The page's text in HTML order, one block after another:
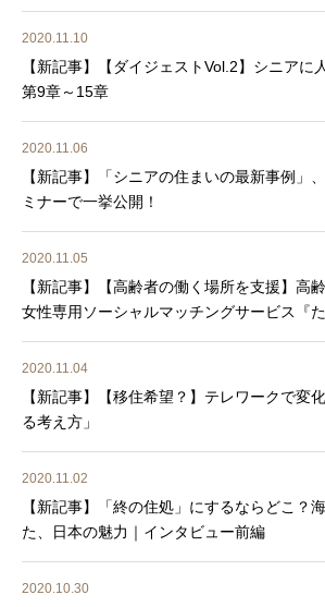
2020.11.10
【新記事】【ダイジェストVol.2】シニアに
第9章～15章
2020.11.06
【新記事】「シニアの住まいの最新事例」
ミナーで一挙公開！
2020.11.05
【新記事】【高齢者の働く場所を支援】高
女性専用ソーシャルマッチングサービス『
2020.11.04
【新記事】【移住希望？】テレワークで変
る考え方」
2020.11.02
【新記事】「終の住処」にするならどこ？
た、日本の魅力｜インタビュー前編
2020.10.30